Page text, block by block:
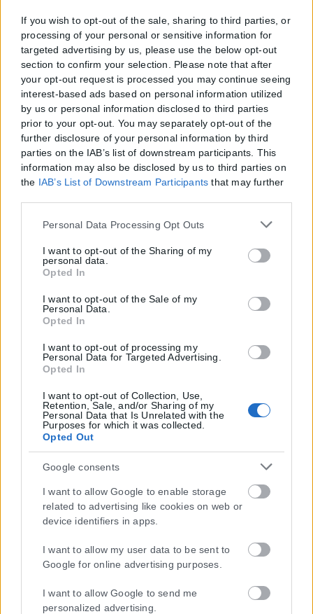
If you wish to opt-out of the sale, sharing to third parties, or
processing of your personal or sensitive information for
targeted advertising by us, please use the below opt-out
section to confirm your selection. Please note that after
your opt-out request is processed you may continue seeing
interest-based ads based on personal information utilized
by us or personal information disclosed to third parties
prior to your opt-out. You may separately opt-out of the
further disclosure of your personal information by third
parties on the IAB’s list of downstream participants. This
information may also be disclosed by us to third parties on
the IAB’s List of Downstream Participants that may further
Please note that this website/app uses one or more Google
but not limited to your visit or usage behaviour. You may
click to grant or deny consent to Google and its third-party
tags to use your data for below specified purposes in below
Google consent section.
Personal Data Processing Opt Outs
I want to opt-out of the Sharing of my
personal data.
Opted In
I want to opt-out of the Sale of my
Personal Data.
Opted In
I want to opt-out of processing my
Personal Data for Targeted Advertising.
Opted In
I want to opt-out of Collection, Use,
Retention, Sale, and/or Sharing of my
Personal Data that Is Unrelated with the
Purposes for which it was collected.
Opted Out
Google consents
I want to allow Google to enable storage
related to advertising like cookies on web or
device identifiers in apps.
I want to allow my user data to be sent to
Google for online advertising purposes.
I want to allow Google to send me
personalized advertising.